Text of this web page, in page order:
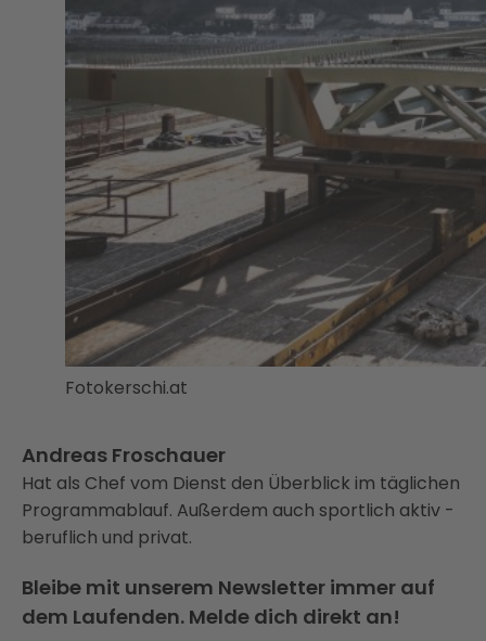
Fotokerschi.at
Andreas Froschauer
Hat als Chef vom Dienst den Überblick im täglichen
Programmablauf. Außerdem auch sportlich aktiv -
beruflich und privat.
Bleibe mit unserem Newsletter immer auf
dem Laufenden. Melde dich direkt an!